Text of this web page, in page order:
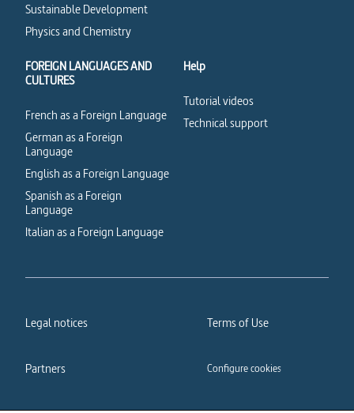
Sustainable Development
Physics and Chemistry
FOREIGN LANGUAGES AND
CULTURES
French as a Foreign Language
German as a Foreign
Language
English as a Foreign Language
Spanish as a Foreign
Language
Italian as a Foreign Language
Help
Tutorial videos
Technical support
Legal notices Terms of Use
Partners Configure cookies